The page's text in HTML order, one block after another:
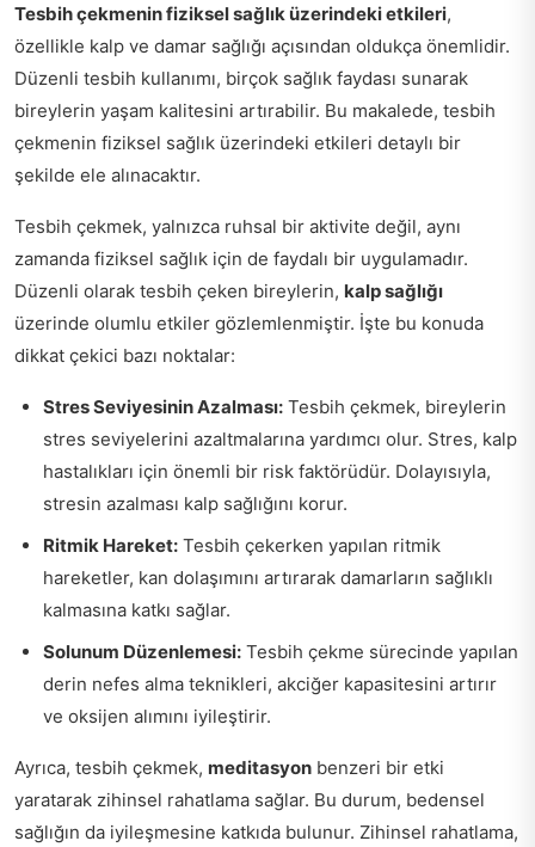
Tesbih çekmenin fiziksel sağlık üzerindeki etkileri,
özellikle kalp ve damar sağlığı açısından oldukça önemlidir.
Düzenli tesbih kullanımı, birçok sağlık faydası sunarak
bireylerin yaşam kalitesini artırabilir. Bu makalede, tesbih
çekmenin fiziksel sağlık üzerindeki etkileri detaylı bir
şekilde ele alınacaktır.
Tesbih çekmek, yalnızca ruhsal bir aktivite değil, aynı
zamanda fiziksel sağlık için de faydalı bir uygulamadır.
Düzenli olarak tesbih çeken bireylerin, kalp sağlığı
üzerinde olumlu etkiler gözlemlenmiştir. İşte bu konuda
dikkat çekici bazı noktalar:
Stres Seviyesinin Azalması: Tesbih çekmek, bireylerin
stres seviyelerini azaltmalarına yardımcı olur. Stres, kalp
hastalıkları için önemli bir risk faktörüdür. Dolayısıyla,
stresin azalması kalp sağlığını korur.
Ritmik Hareket: Tesbih çekerken yapılan ritmik
hareketler, kan dolaşımını artırarak damarların sağlıklı
kalmasına katkı sağlar.
Solunum Düzenlemesi: Tesbih çekme sürecinde yapılan
derin nefes alma teknikleri, akciğer kapasitesini artırır
ve oksijen alımını iyileştirir.
Ayrıca, tesbih çekmek, meditasyon benzeri bir etki
yaratarak zihinsel rahatlama sağlar. Bu durum, bedensel
sağlığın da iyileşmesine katkıda bulunur. Zihinsel rahatlama,